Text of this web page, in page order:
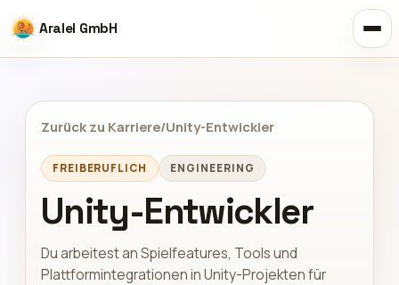
Aralel GmbH
Zurück zu Karriere/Unity-Entwickler
FREIBERUFLICH ENGINEERING
Unity-Entwickler
Du arbeitest an Spielfeatures, Tools und
Plattformintegrationen in Unity-Projekten für